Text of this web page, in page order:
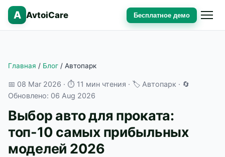
A AvtoiCare Бесплатное демо
Главная / Блог / Автопарк
📅 08 Mar 2026 · ⏱ 11 мин чтения · 🏷 Автопарк · 🔄
Обновлено: 06 Aug 2026
Выбор авто для проката:
топ-10 самых прибыльных
моделей 2026